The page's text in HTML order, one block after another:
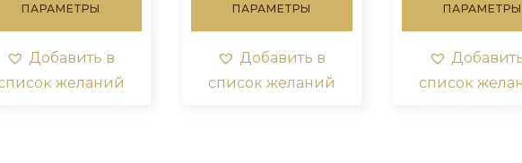
₽270.00.
ПАРАМЕТРЫ
несколько
Добавить в
желаний
₽270.00.
ПАРАМЕТРЫ
несколько
Добавить в
список желаний
ПАРАМЕТРЫ
список